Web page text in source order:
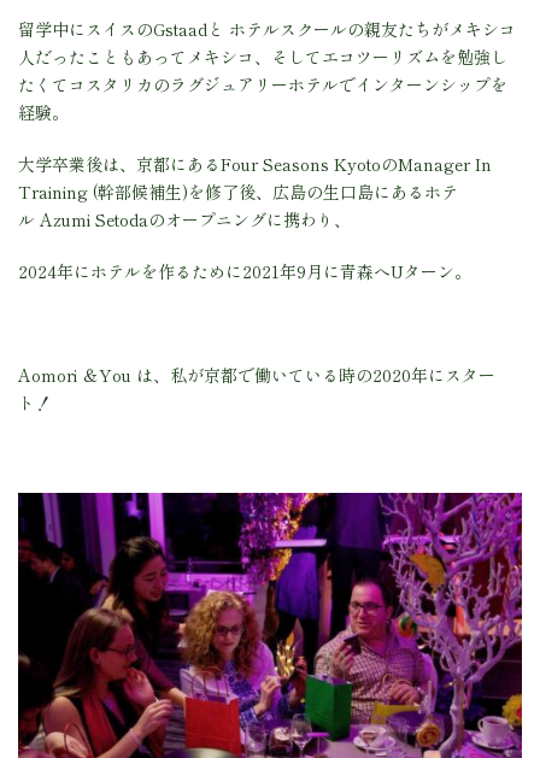
留学中にスイスのGstaadと ホテルスクールの親友たちがメキシコ
人だったこともあってメキシコ、そしてエコツーリズムを勉強し
たくてコスタリカのラグジュアリーホテルでインターンシップを
経験。
大学卒業後は、京都にあるFour Seasons KyotoのManager In
Training (幹部候補生)を修了後、広島の生口島にあるホテ
ル Azumi Setodaのオープニングに携わり、
2024年にホテルを作るために2021年9月に青森へUターン。
Aomori ＆You は、私が京都で働いている時の2020年にスター
ト！